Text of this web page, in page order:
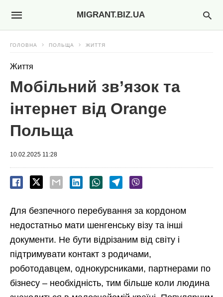
MIGRANT.BIZ.UA
ГОЛОВНА ПОЛЬЩА ЖИТТЯ
Життя
Мобільний зв’язок та
інтернет від Orange
Польща
10.02.2025 11:28
Для безпечного перебування за кордоном
недостатньо мати шенгенську візу та інші
документи. Не бути відрізаним від світу і
підтримувати контакт з родичами,
роботодавцем, однокурсниками, партнерами по
бізнесу – необхідність, тим більше коли людина